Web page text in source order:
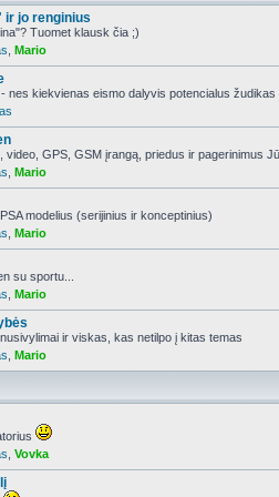
jo renginius
Tuomet klausk čia ;)
Mario
nes kiekvienas eismo dalyvis potencialus žudikas
video, GPS, GSM įrangą, priedus ir pagerinimus
Mario
modelius (serijinius ir konceptinius)
Mario
su sportu...
Mario
ir viskas, kas netilpo į kitas temas
Mario
Vovka